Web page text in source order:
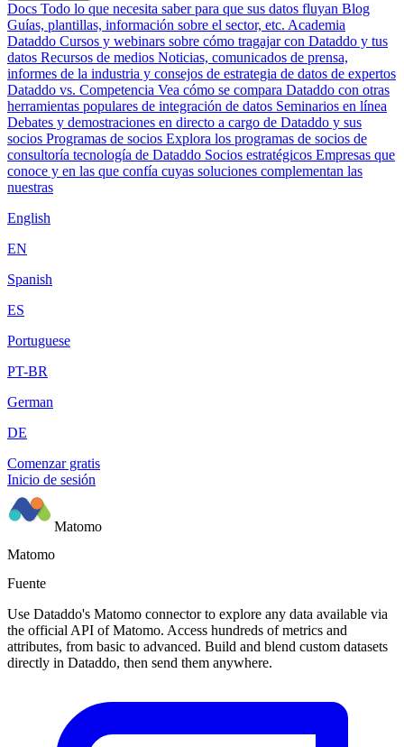
Docs Todo lo que necesita saber para que sus datos fluyan Blog
Guías, plantillas, información sobre el sector, etc. Academia
Dataddo Cursos y webinars sobre cómo tragajar con Dataddo y tus
datos Recursos de medios Noticias, comunicados de prensa,
informes de la industria y consejos de estrategia de datos de expertos
Dataddo vs. Competencia Vea cómo se compara Dataddo con otras
herramientas populares de integración de datos Seminarios en línea
Debates y demostraciones en directo a cargo de Dataddo y sus
socios Programas de socios Explora los programas de socios de
consultoría tecnología de Dataddo Socios estratégicos Empresas que
conoce y en las que confía cuyas soluciones complementan las
nuestras
English
EN
Spanish
ES
Portuguese
PT-BR
German
DE
Comenzar gratis
Inicio de sesión
Matomo
Matomo
Fuente
Use Dataddo's Matomo connector to explore any data available via
the official API of Matomo. Access hundreds of metrics and
attributes, from basic to advanced. Build and blend custom datasets
directly in Dataddo, then send them anywhere.